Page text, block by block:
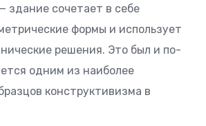
здание сочетает в себе
формы и использует
решения. Это был и по-
одним из наиболее
конструктивизма в